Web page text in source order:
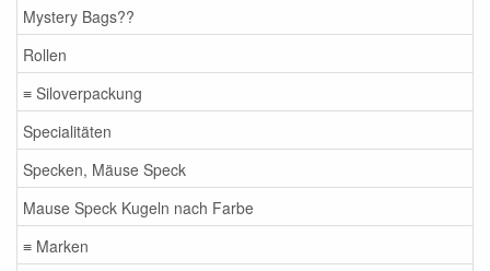
Mystery Bags??
Rollen
≡ Siloverpackung
Specialitäten
Specken, Mäuse Speck
Mause Speck Kugeln nach Farbe
≡ Marken